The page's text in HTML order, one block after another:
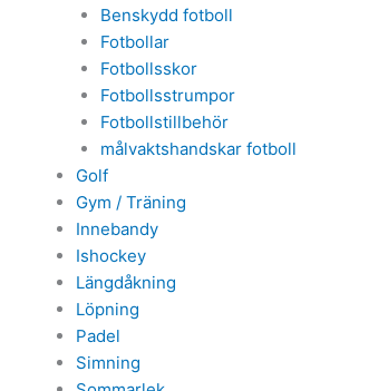
Benskydd fotboll
Fotbollar
Fotbollsskor
Fotbollsstrumpor
Fotbollstillbehör
målvaktshandskar fotboll
Golf
Gym / Träning
Innebandy
Ishockey
Längdåkning
Löpning
Padel
Simning